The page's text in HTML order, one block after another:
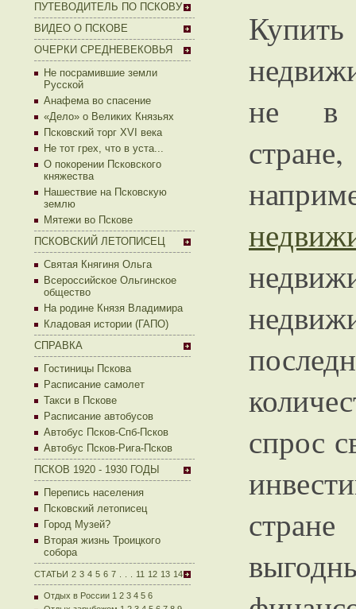
ПУТЕВОДИТЕЛЬ ПО ПСКОВУ
ВИДЕО О ПСКОВЕ
ОЧЕРКИ СРЕДНЕВЕКОВЬЯ
Не посрамившие земли
Русской
Анафема во спасение
«Дело» о Великих Князьях
Псковский торг XVI века
Не тот грех, что в уста...
О покорении Псковского
княжества
Нашествие на Псковскую
землю
Мятежи во Пскове
ПСКОВСКИЙ ЛЕТОПИСЕЦ
Святая Княгиня Ольга
Всероссийское Ольгинское
общество
На родине Князя Владимира
Кладовая истории (ГАПО)
СПРАВКА
Гостиницы Пскова
Расписание самолет
Такси в Пскове
Расписание автобусов
Автобус Псков-Спб-Псков
Автобус Псков-Рига-Псков
ПСКОВ 1920 - 1930 ГОДЫ
Перепись населения
Псковский летописец
Город Музей?
Вторая жизнь Троицкого
собора
СТАТЬИ 2 3 4 5 6 7 11 12 13 14
Отдых в России 1 2 3 4 5 6
Купить
не в
стране,
спрос